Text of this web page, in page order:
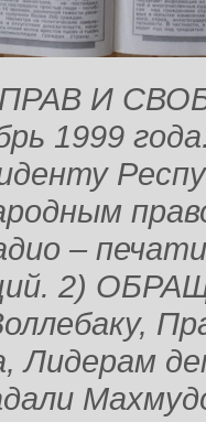
И
1999
–
2)
Лидерам